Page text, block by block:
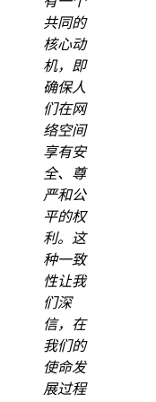
共同的
核心动
机，即
确保人
们在网
络空间
享有安
全、尊
严和公
平的权
利。这
种一致
性让我
们深
信，在
我们的
使命发
展过程